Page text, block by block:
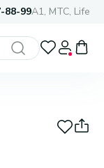
88-99A1, МТС, Life